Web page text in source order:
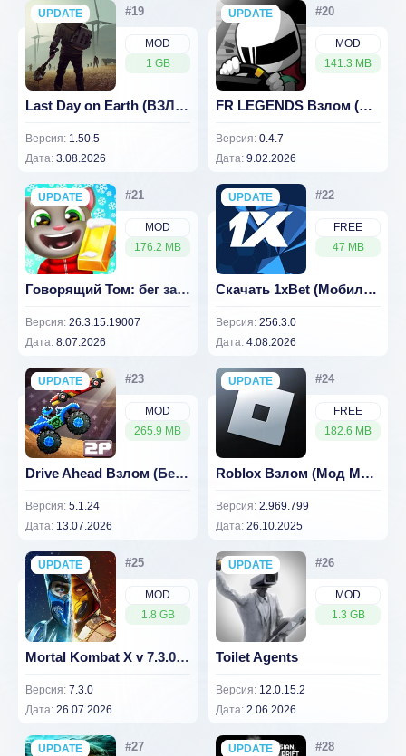
MOD
1 GB
UPDATE
NEW
Last Day on Earth (ВЗЛОМ Бесплатный крафт/меню)
Версия: 1.50.5
Дата: 3.08.2026
MOD
141.3 MB
UPDATE
NEW
FR LEGENDS Взлом (много денег) 0.4.7
Версия: 0.4.7
Дата: 9.02.2026
MOD
176.2 MB
UPDATE
NEW
Говорящий Том: бег за золотом (ВЗЛОМ Много денег) 26.3.15.19007
Версия: 26.3.15.19007
Дата: 8.07.2026
FREE
47 MB
UPDATE
NEW
Скачать 1xBet (Мобильное приложение для Андроид)
Версия: 256.3.0
Дата: 4.08.2026
MOD
265.9 MB
UPDATE
NEW
Drive Ahead Взлом (Без Рекламы)
Версия: 5.1.24
Дата: 13.07.2026
FREE
182.6 MB
UPDATE
NEW
Roblox Взлом (Мод Меню) 2.969.799
Версия: 2.969.799
Дата: 26.10.2025
MOD
1.8 GB
UPDATE
NEW
Mortal Kombat X v 7.3.0 [ВЗЛОМ: много урона]
Версия: 7.3.0
Дата: 26.07.2026
MOD
1.3 GB
UPDATE
NEW
Toilet Agents
Версия: 12.0.15.2
Дата: 2.06.2026
UPDATE
NEW UPDATE
NEW